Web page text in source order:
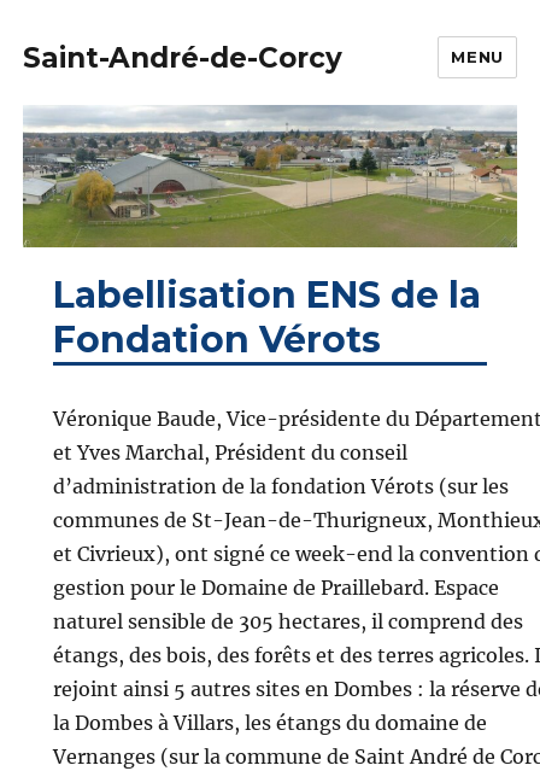
Saint-André-de-Corcy MENU
Labellisation ENS de la
Fondation Vérots
Véronique Baude, Vice-présidente du
et Yves Marchal, Président du conseil
d’administration de la fondation Vérots (sur les
communes de St-Jean-de-Thurigneux,
et Civrieux), ont signé ce week-end la convention
gestion pour le Domaine de Praillebard. Espace
naturel sensible de 305 hectares, il comprend des
étangs, des bois, des forêts et des terres agricoles.
rejoint ainsi 5 autres sites en Dombes : la réserve
la Dombes à Villars, les étangs du domaine de
Vernanges (sur la commune de Saint André de